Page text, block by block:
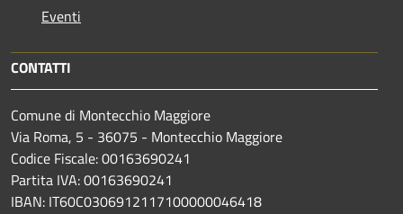
Eventi
CONTATTI
Comune di Montecchio Maggiore
Via Roma, 5 - 36075 - Montecchio Maggiore
Codice Fiscale: 00163690241
Partita IVA: 00163690241
IBAN: IT60C0306912117100000046418